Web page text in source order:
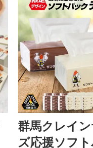
群馬クレイ
ズ応援ソフ